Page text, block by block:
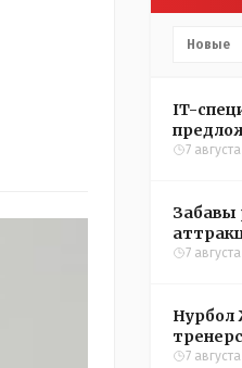
Новые
IT-
7
Забавы
7
Нурбол
7